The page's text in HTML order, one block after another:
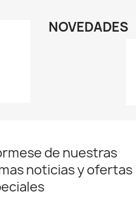
NOVEDADES
de nuestras
noticias y ofertas